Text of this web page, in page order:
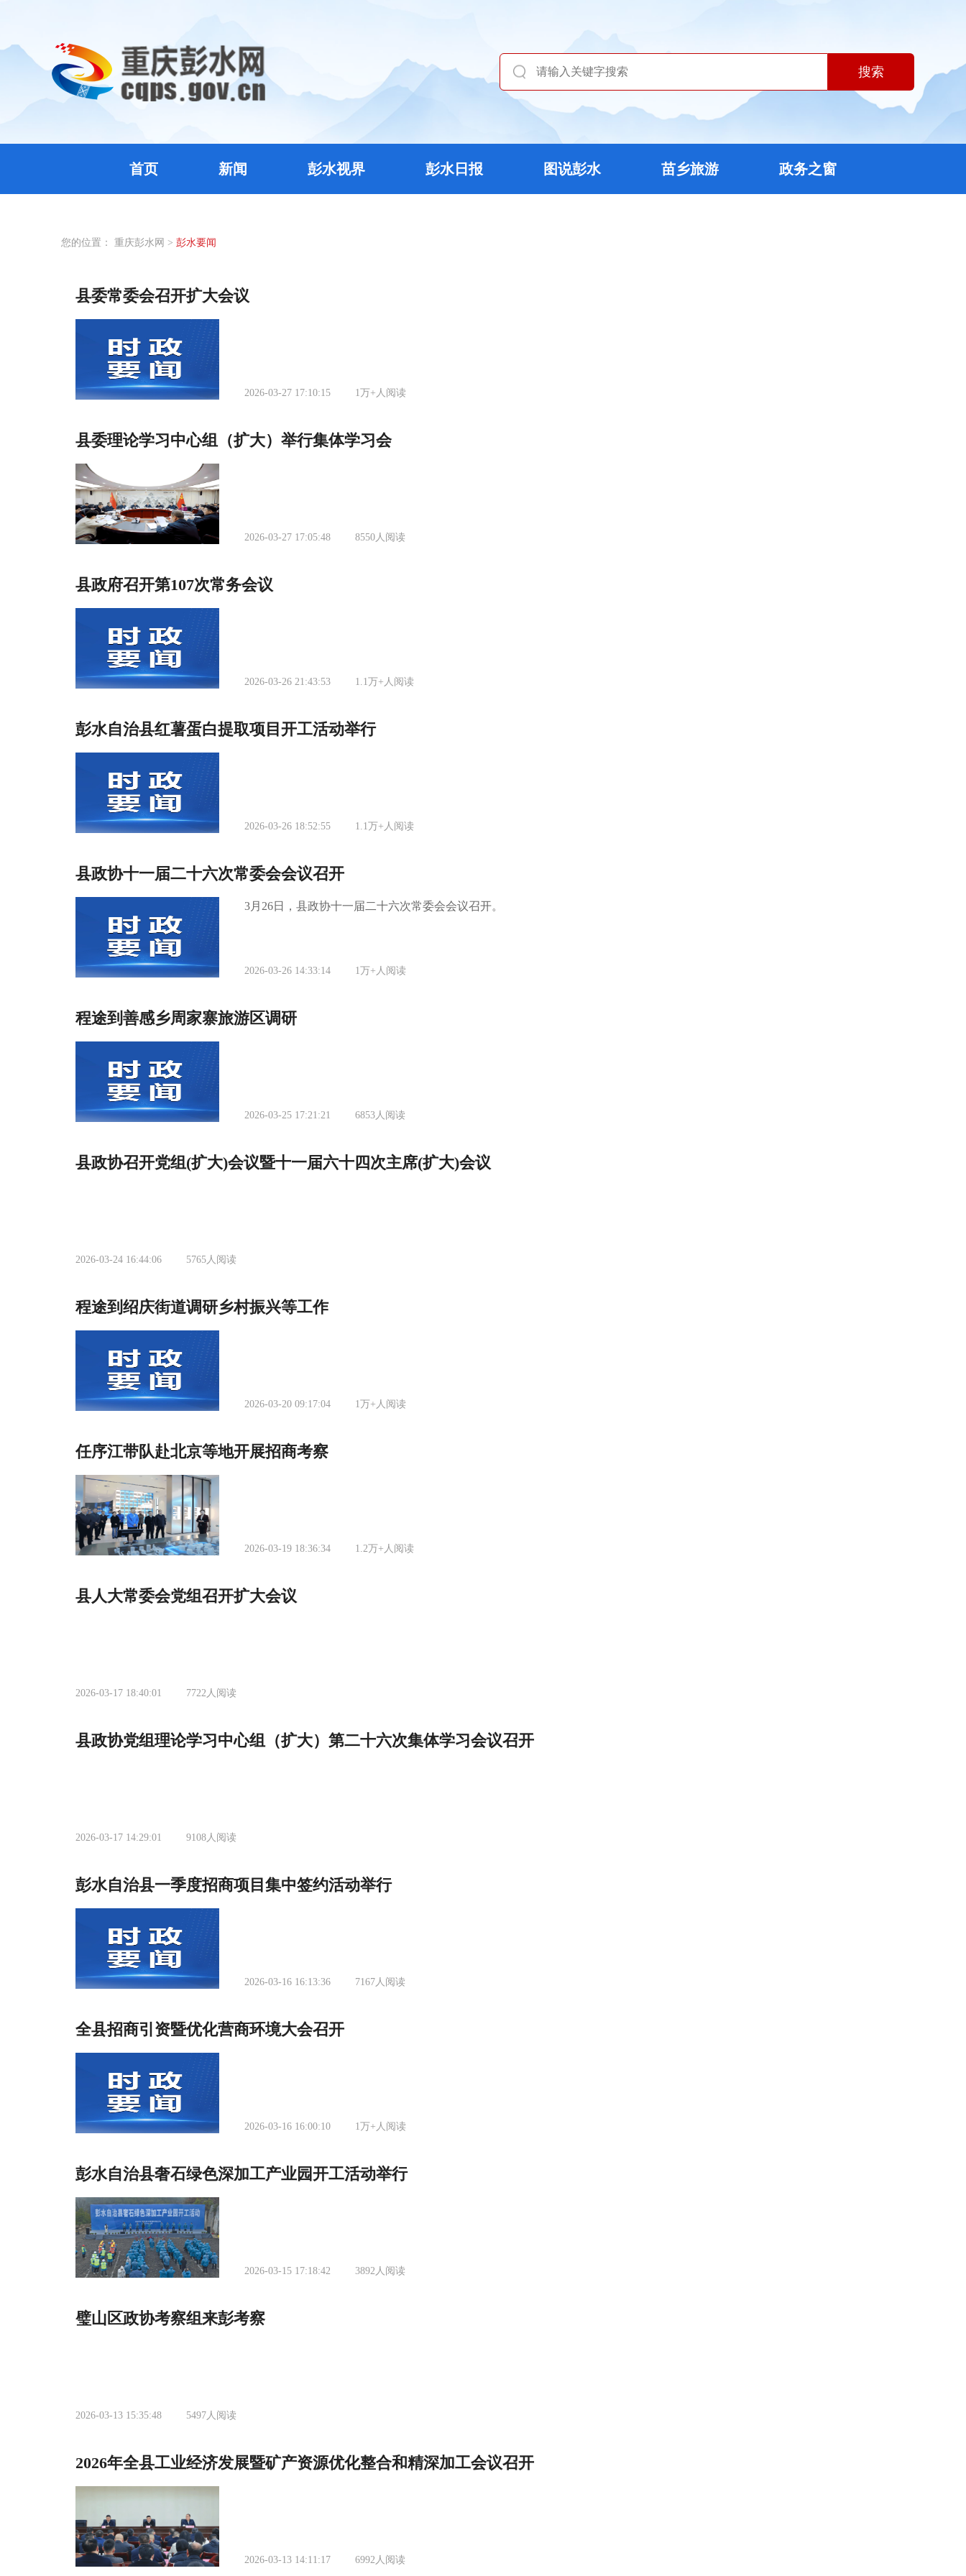
搜索
首页 新闻 彭水视界 彭水日报 图说彭水 苗乡旅游 政务之窗
您的位置： 重庆彭水网 > 彭水要闻
县委常委会召开扩大会议
2026-03-27 17:10:15 1万+ 人阅读
县委理论学习中心组（扩大）举行集体学习会
2026-03-27 17:05:48 8550人阅读
县政府召开第107次常务会议
2026-03-26 21:43:53 1.1万+ 人阅读
彭水自治县红薯蛋白提取项目开工活动举行
2026-03-26 18:52:55 1.1万+ 人阅读
县政协十一届二十六次常委会会议召开
3月26日，县政协十一届二十六次常委会会议召开。
2026-03-26 14:33:14 1万+ 人阅读
程途到善感乡周家寨旅游区调研
2026-03-25 17:21:21 6853人阅读
县政协召开党组(扩大)会议暨十一届六十四次主席(扩大)会议
2026-03-24 16:44:06 5765人阅读
程途到绍庆街道调研乡村振兴等工作
2026-03-20 09:17:04 1万+ 人阅读
任序江带队赴北京等地开展招商考察
2026-03-19 18:36:34 1.2万+ 人阅读
县人大常委会党组召开扩大会议
2026-03-17 18:40:01 7722人阅读
县政协党组理论学习中心组（扩大）第二十六次集体学习会议召开
2026-03-17 14:29:01 9108人阅读
彭水自治县一季度招商项目集中签约活动举行
2026-03-16 16:13:36 7167人阅读
全县招商引资暨优化营商环境大会召开
2026-03-16 16:00:10 1万+ 人阅读
彭水自治县奢石绿色深加工产业园开工活动举行
2026-03-15 17:18:42 3892人阅读
璧山区政协考察组来彭考察
2026-03-13 15:35:48 5497人阅读
2026年全县工业经济发展暨矿产资源优化整合和精深加工会议召开
2026-03-13 14:11:17 6992人阅读